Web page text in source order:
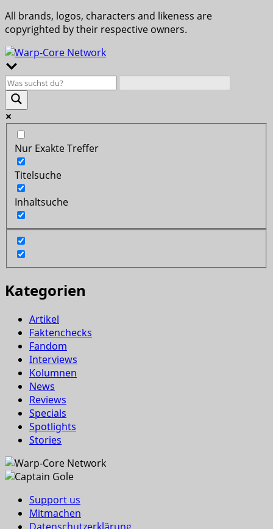
All brands, logos, characters and likeness are
copyrighted by their respective owners.
Nur Exakte Treffer
Titelsuche
Inhaltsuche
Kategorien
Artikel
Faktenchecks
Fandom
Interviews
Kolumnen
News
Reviews
Specials
Spotlights
Stories
Support us
Mitmachen